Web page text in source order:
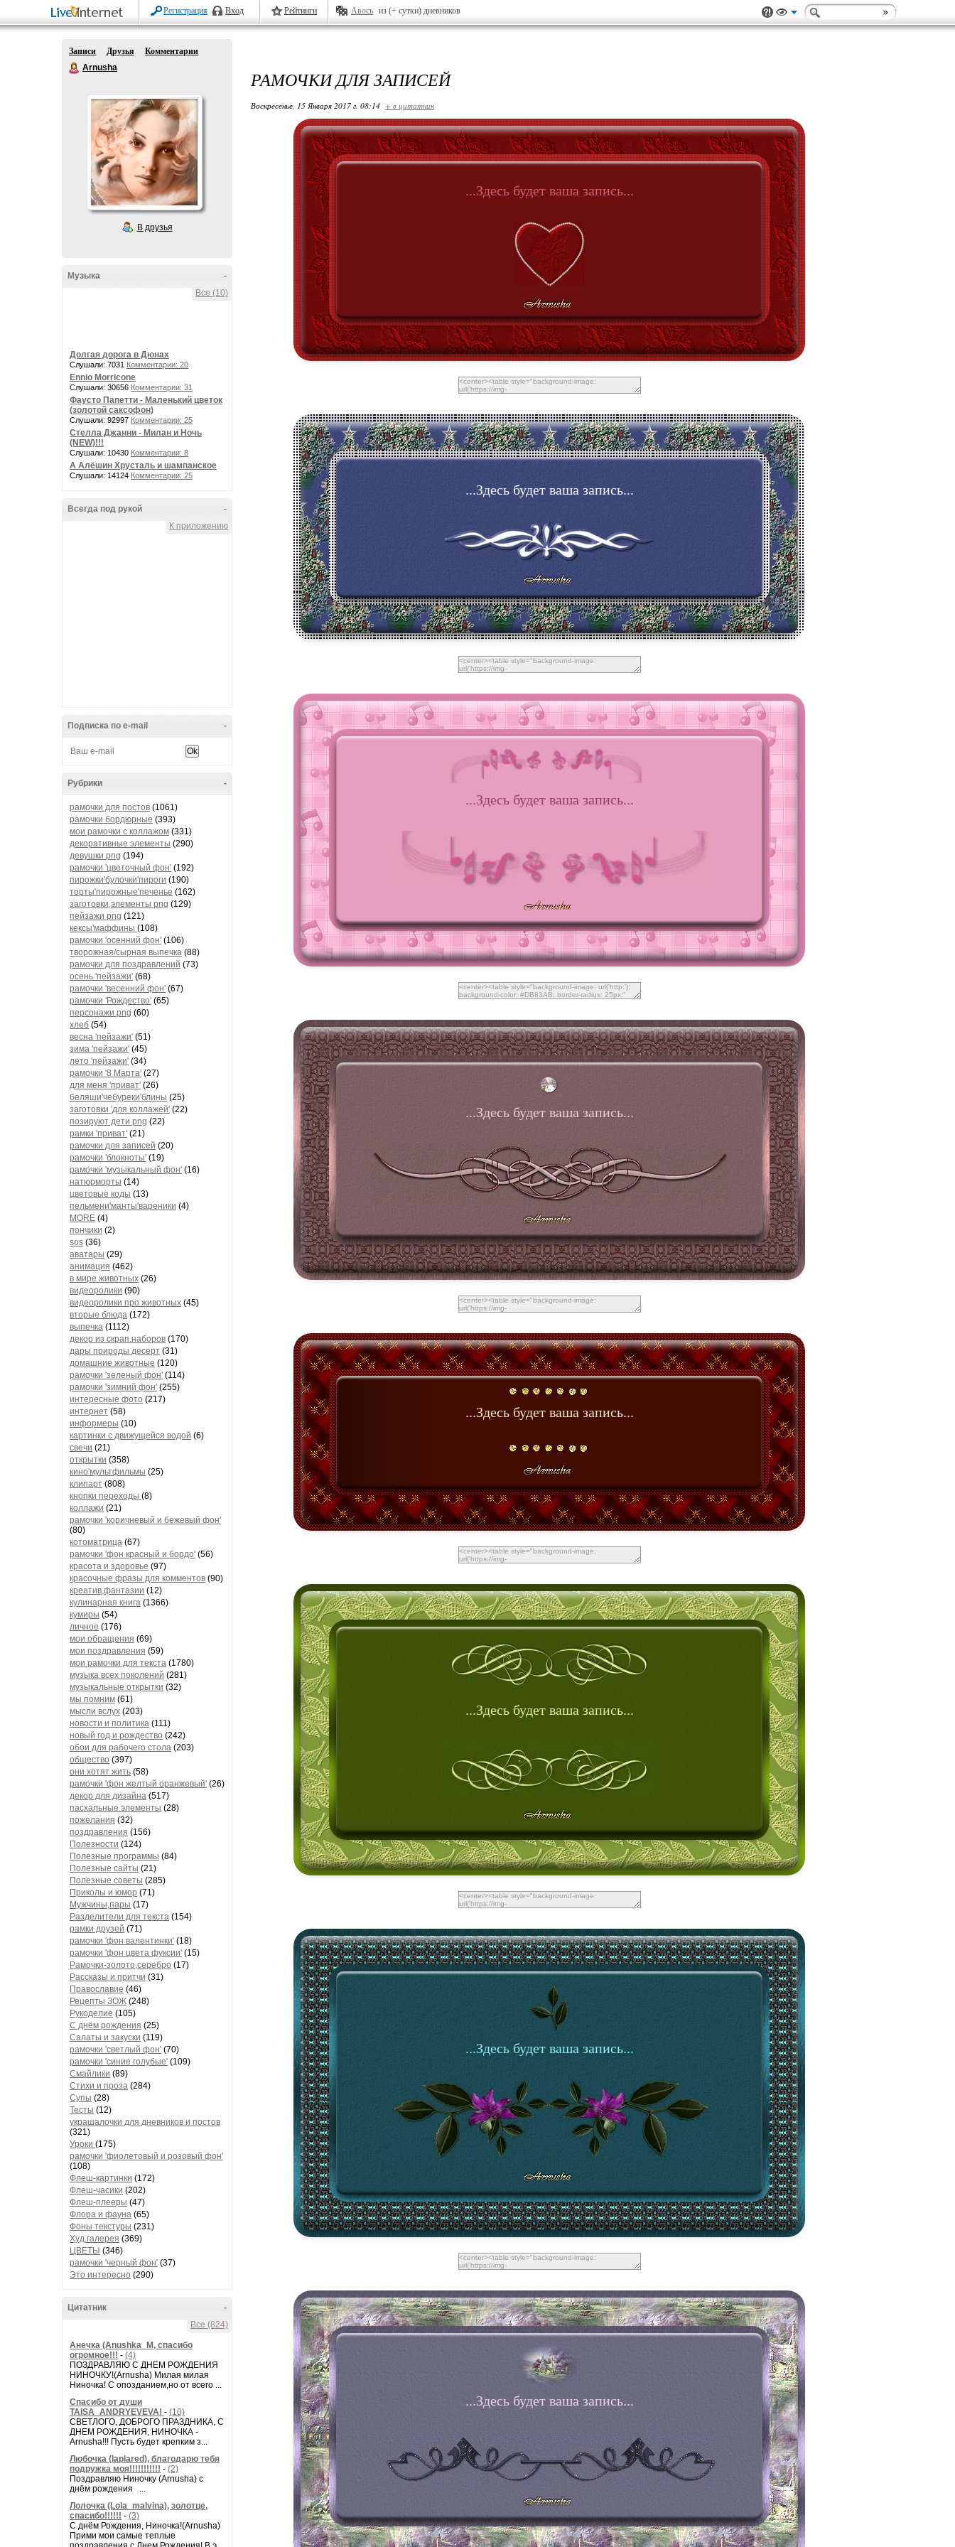
Регистрация Вход Рейтинги Авось из (+ сутки) дневников
Записи Друзья
Комментарии
Arnusha
В друзья
-
Музыка
Все (10)
Долгая дорога в Дюнах
Слушали: 7031 Комментарии: 20
Ennio Morricone
Слушали: 30656 Комментарии: 31
Фаусто Папетти - Маленький цветок
(золотой саксофон)
Слушали: 92997 Комментарии: 25
Стелла Джанни - Милан и Ночь
(NEW)!!!
Слушали: 10430 Комментарии: 8
А Алёшин Хрусталь и шампанское
Слушали: 14124 Комментарии: 25
-
Всегда под рукой
К приложению
-
Подписка по e-mail
-
Рубрики
рамочки для постов (1061)
рамочки бордюрные (393)
мои рамочки с коллажом (331)
декоративные элементы (290)
девушки png (194)
рамочки 'цветочный фон' (192)
пирожки'булочки'пироги (190)
торты'пирожные'печенье (162)
заготовки,элементы png (129)
пейзажи png (121)
кексы'маффины (108)
рамочки 'осенний фон' (106)
творожная/сырная выпечка (88)
рамочки для поздравлений (73)
осень 'пейзажи' (68)
рамочки 'весенний фон' (67)
рамочки 'Рождество' (65)
персонажи png (60)
хлеб (54)
весна 'пейзажи' (51)
зима 'пейзажи' (45)
лето 'пейзажи' (34)
рамочки '8 Марта' (27)
для меня 'приват' (26)
беляши'чебуреки'блины (25)
заготовки 'для коллажей' (22)
позируют дети png (22)
рамки 'приват' (21)
рамочки для записей (20)
рамочки 'блокноты' (19)
рамочки 'музыкальный фон' (16)
натюрморты (14)
цветовые коды (13)
пельмени'манты'вареники (4)
MORE (4)
пончики (2)
sos (36)
аватары (29)
анимация (462)
в мире животных (26)
видеоролики (90)
видеоролики про животных (45)
вторые блюда (172)
выпечка (1112)
декор из скрап.наборов (170)
дары природы десерт (31)
домашние животные (120)
рамочки 'зеленый фон' (114)
рамочки 'зимний фон' (255)
интересные фото (217)
интернет (58)
информеры (10)
картинки с движущейся водой (6)
свечи (21)
открытки (358)
кино'мультфильмы (25)
клипарт (808)
кнопки переходы (8)
коллажи (21)
рамочки 'коричневый и бежевый фон'
(80)
котоматрица (67)
рамочки 'фон красный и бордо' (56)
красота и здоровье (97)
красочные фразы для комментов (90)
креатив,фантазии (12)
кулинарная книга (1366)
кумиры (54)
личное (176)
мои обращения (69)
мои поздравления (59)
мои рамочки для текста (1780)
музыка всех поколений (281)
музыкальные открытки (32)
мы помним (61)
мысли вслух (203)
новости и политика (111)
новый год и рождество (242)
обои для рабочего стола (203)
общество (397)
они хотят жить (58)
рамочки 'фон желтый оранжевый' (26)
декор для дизайна (517)
пасхальные элементы (28)
пожелания (32)
поздравления (156)
Полезности (124)
Полезные программы (84)
Полезные сайты (21)
Полезные советы (285)
Приколы и юмор (71)
Мужчины,пары (17)
Разделители для текста (154)
рамки друзей (71)
рамочки 'фон валентинки' (18)
рамочки 'фон цвета фуксии' (15)
Рамочки-золото,серебро (17)
Рассказы и притчи (31)
Православие (46)
Рецепты ЗОЖ (248)
Рукоделие (105)
С днём рождения (25)
Салаты и закуски (119)
рамочки 'светлый фон' (70)
рамочки 'синие голубые' (109)
Смайлики (89)
Стихи и проза (284)
Супы (28)
Тесты (12)
украшалочки для дневников и постов
(321)
Уроки (175)
рамочки 'фиолетовый и розовый фон'
(108)
Флеш-картинки (172)
Флеш-часики (202)
Флеш-плееры (47)
Флора и фауна (65)
Фоны текстуры (231)
Худ.галерея (369)
ЦВЕТЫ (346)
рамочки 'черный фон' (37)
Это интересно (290)
-
Цитатник
Все (824)
Анечка (Anushka_M, спасибо
огромное!!! - (4)
ПОЗДРАВЛЯЮ С ДНЕМ РОЖДЕНИЯ
НИНОЧКУ!(Arnusha) Милая милая
Ниночка! С опозданием,но от всего ...
Спасибо от души
TAISA_ANDRYEVEVA! - (10)
СВЕТЛОГО, ДОБРОГО ПРАЗДНИКА, С
ДНЕМ РОЖДЕНИЯ, НИНОЧКА -
Arnusha!!! Пусть будет крепким з...
Любочка (laplared), благодарю тебя
подружка моя!!!!!!!!!!! - (2)
Поздравляю Ниночку (Arnusha) с
днём рождения ...
Лолочка (Lola_malvina), золотце,
спасибо!!!!!! - (3)
С днём Рождения, Ниночка!(Аrnusha)
Прими мои самые теплые
РАМОЧКИ ДЛЯ ЗАПИСЕЙ
Воскресенье, 15 Января 2017 г. 08:14 + в цитатник
...Здесь будет ваша запись...
...Здесь будет ваша запись...
...Здесь будет ваша запись...
...Здесь будет ваша запись...
...Здесь будет ваша запись...
...Здесь будет ваша запись...
...Здесь будет ваша запись...
...Здесь будет ваша запись...